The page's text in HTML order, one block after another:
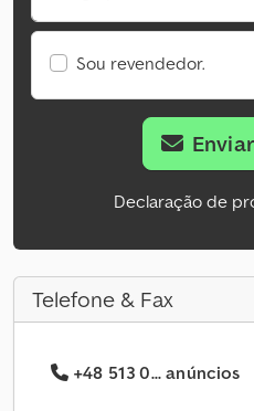
Sou revendedor.
Declaração de
Telefone & Fax
+48 513 0... anúncios